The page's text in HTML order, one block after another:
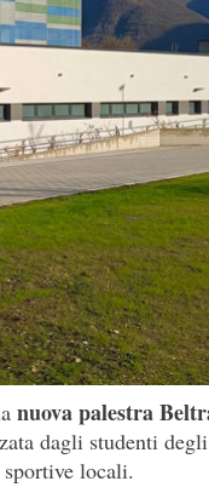
nuova palestra
dagli studenti
locali.